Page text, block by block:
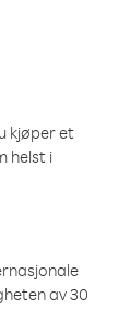
kjøper et
helst i
av 30